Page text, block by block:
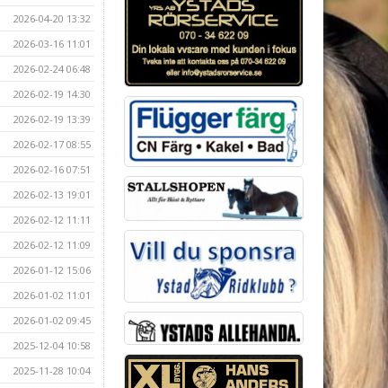
2026-04-20 13:32
2026-03-16 11:01
2026-02-24 06:48
2026-02-19 14:30
2026-02-19 13:39
2026-02-17 08:55
2026-02-16 07:51
2026-02-13 19:01
2026-02-12 11:11
2026-02-12 11:09
2026-01-12 15:06
2026-01-02 11:01
2026-01-02 09:45
2025-12-04 10:58
2025-11-28 10:04